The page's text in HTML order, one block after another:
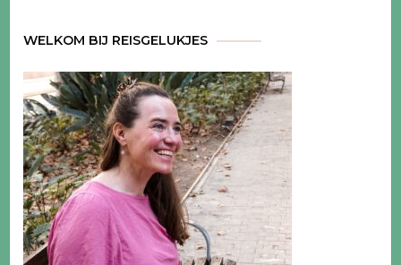
WELKOM BIJ REISGELUKJES